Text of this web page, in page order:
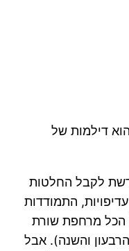
דילמות של
לקבל החלטות
התמודדות
מרחפת שורת
והשנה). אבל